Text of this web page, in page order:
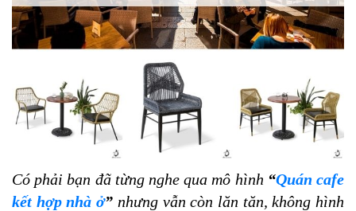
Có phải bạn đã từng nghe qua mô hình “Quán cafe
kết hợp nhà ở” nhưng vẫn còn lăn tăn, không hình